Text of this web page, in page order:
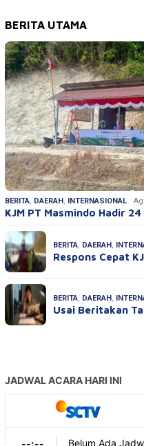
BERITA UTAMA
BERITA, DAERAH , INTERNASIONAL
KJM PT Masmindo Hadir
BERITA, DAERAH ,
Respons Cepat
BERITA, DAERAH ,
Usai Beritakan